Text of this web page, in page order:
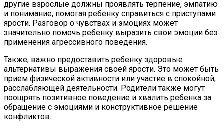
другие взрослые должны проявлять терпение, эмпатию
и понимание, помогая ребенку справиться с приступами
ярости. Разговор о чувствах и эмоциях может
значительно помочь ребенку выразить свои эмоции без
применения агрессивного поведения.
Также, важно предоставить ребенку здоровые
альтернативы выражения своей ярости. Это может быть
прием физической активности или участие в спокойной,
расслабляющей деятельности. Родители также могут
поощрять позитивное поведение и хвалить ребенка за
обращение с эмоциями и конструктивное решение
конфликтов.